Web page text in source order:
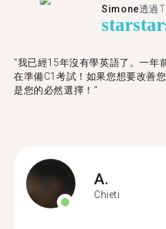
Simone透過
starstar
"我已經15年沒有學英語了。一年
在準備C1考試！如果您想要改善
是您的必然選擇！"
A.
Chieti